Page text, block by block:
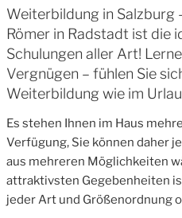
Weiterbildung in Salzburg
Römer in Radstadt ist die
Schulungen aller Art!
Vergnügen – fühlen Sie
Weiterbildung wie im
Es stehen Ihnen im Haus
Verfügung, Sie können daher
aus mehreren Möglichkeiten
attraktivsten Gegebenheiten
jeder Art und Größenordnung